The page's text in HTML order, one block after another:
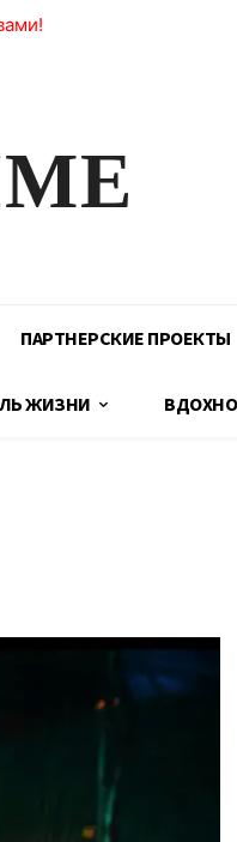
ПАРТНЕРСКИЕ ПРОЕКТЫ
ЖИЗНИ